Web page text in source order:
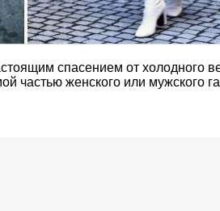
спасением от холодного
частью женского или мужского